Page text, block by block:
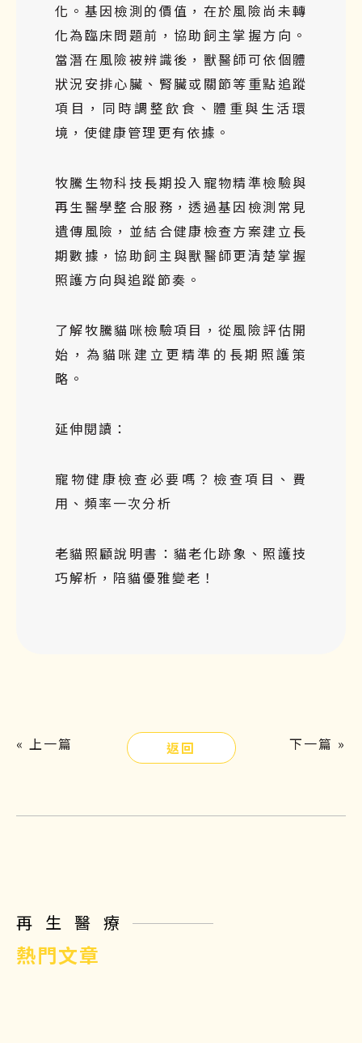
化。基因檢測的價值，在於風險尚未轉
化為臨床問題前，協助飼主掌握方向。
當潛在風險被辨識後，獸醫師可依個體
狀況安排心臟、腎臟或關節等重點追蹤
項目，同時調整飲食、體重與生活環
境，使健康管理更有依據。
牧騰生物科技長期投入寵物精準檢驗與
再生醫學整合服務，透過基因檢測常見
遺傳風險，並結合健康檢查方案建立長
期數據，協助飼主與獸醫師更清楚掌握
照護方向與追蹤節奏。
了解牧騰貓咪檢驗項目 ，從風險評估開
始，為貓咪建立更精準的長期照護策
略。
延伸閱讀：
寵物健康檢查必要嗎？檢查項目、費
用、頻率一次分析
老貓照顧說明書：貓老化跡象、照護技
巧解析，陪貓優雅變老！
« 上一篇 返回 下一篇 »
再生醫療
熱門文章